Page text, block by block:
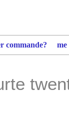
commande?